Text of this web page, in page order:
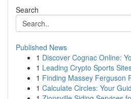
Search
Published News
1 Discover Cognac Online:
1 Leading Crypto Sports
1 Finding Massey Ferguson
1 Calculate Circles: Your